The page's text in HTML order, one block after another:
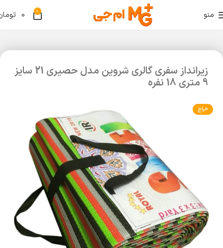
منو 0
0
زیرانداز سفری گالری شروین مدل حصیری 21 سایز
9 متری 18 نفره
حراج